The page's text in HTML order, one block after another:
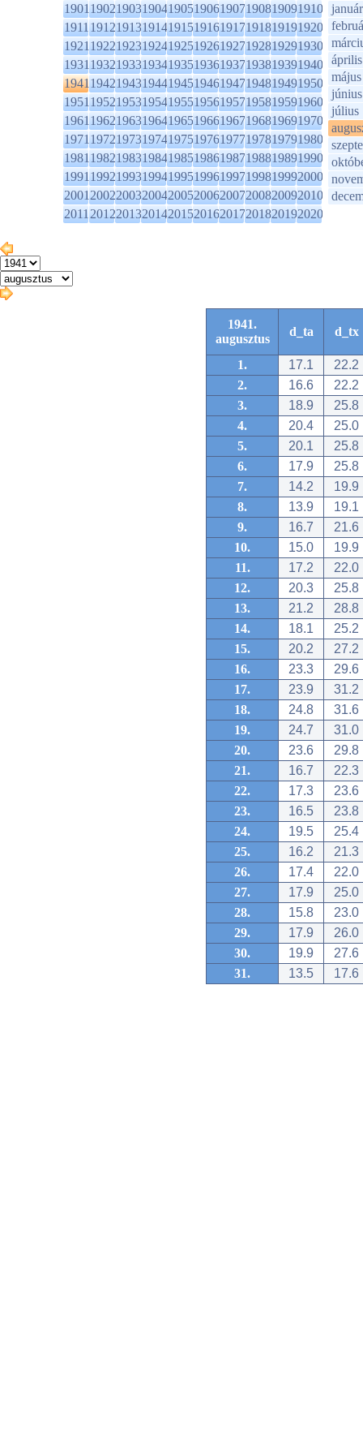
1901190219031904190519061907190819091910
1911191219131914191519161917191819191920
1921192219231924192519261927192819291930
1931193219331934193519361937193819391940
1941194219431944194519461947194819491950
1951195219531954195519561957195819591960
1961196219631964196519661967196819691970
1971197219731974197519761977197819791980
1981198219831984198519861987198819891990
1991199219931994199519961997199819992000
2001200220032004200520062007200820092010
2011201220132014201520162017201820192020
január
április
május
június
július
1941.
augusztus
d_ta d_tx
1. 17.1
22.2
2.
16.6
22.2
3.
18.9
25.8
4.
20.4
25.0
5.
20.1
25.8
6.
17.9
25.8
7.
14.2
19.9
8.
13.9
19.1
9.
16.7
21.6
10.
15.0
19.9
11.
17.2
22.0
12.
20.3
25.8
13.
21.2
28.8
14.
18.1
25.2
15.
20.2
27.2
16.
23.3
29.6
17.
23.9
31.2
18.
24.8
31.6
19.
24.7
31.0
20.
23.6
29.8
21.
16.7
22.3
22.
17.3
23.6
23.
16.5
23.8
24.
19.5
25.4
25.
16.2
21.3
26.
17.4
22.0
27.
17.9
25.0
28.
15.8
23.0
29.
17.9
26.0
30.
19.9
27.6
31.
13.5 17.6